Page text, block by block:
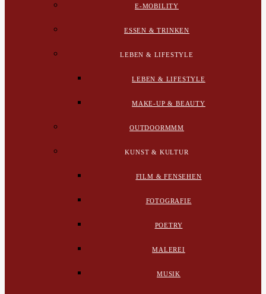
E-MOBILITY
ESSEN & TRINKEN
LEBEN & LIFESTYLE
LEBEN & LIFESTYLE
MAKE-UP & BEAUTY
OUTDOORMMM
KUNST & KULTUR
FILM & FENSEHEN
FOTOGRAFIE
POETRY
MALEREI
MUSIK